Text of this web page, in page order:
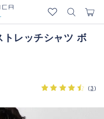
トレッチシャツ ボ
(3)